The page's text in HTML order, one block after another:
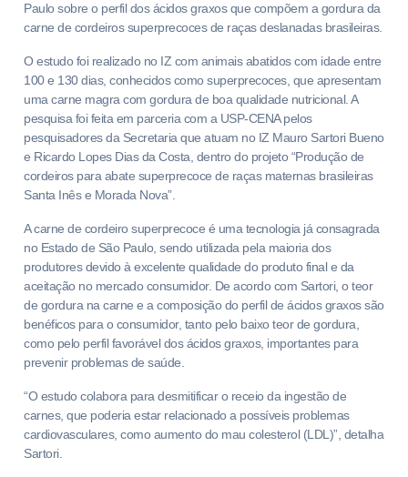
Paulo sobre o perfil dos ácidos graxos que compõem a gordura da
carne de cordeiros superprecoces de raças deslanadas brasileiras.
O estudo foi realizado no IZ com animais abatidos com idade entre
100 e 130 dias, conhecidos como superprecoces, que apresentam
uma carne magra com gordura de boa qualidade nutricional. A
pesquisa foi feita em parceria com a USP-CENA pelos
pesquisadores da Secretaria que atuam no IZ Mauro Sartori Bueno
e Ricardo Lopes Dias da Costa, dentro do projeto “Produção de
cordeiros para abate superprecoce de raças maternas brasileiras
Santa Inês e Morada Nova”.
A carne de cordeiro superprecoce é uma tecnologia já consagrada
no Estado de São Paulo, sendo utilizada pela maioria dos
produtores devido à excelente qualidade do produto final e da
aceitação no mercado consumidor. De acordo com Sartori, o teor
de gordura na carne e a composição do perfil de ácidos graxos são
benéficos para o consumidor, tanto pelo baixo teor de gordura,
como pelo perfil favorável dos ácidos graxos, importantes para
prevenir problemas de saúde.
“O estudo colabora para desmitificar o receio da ingestão de
carnes, que poderia estar relacionado a possíveis problemas
cardiovasculares, como aumento do mau colesterol (LDL)”, detalha
Sartori.